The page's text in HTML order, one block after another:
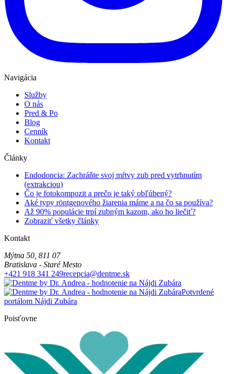
Navigácia
Služby
O nás
Pred & Po
Blog
Cenník
Kontakt
Články
Endodoncia: Zachráňte svoj mŕtvy zub pred vytrhnutím
(extrakciou)
Čo je fotokompozit a prečo je taký obľúbený?
Aké typy röntgenového žiarenia máme a na čo sa používa?
Až 90% populácie trpí zubným kazom, ako ho liečiť?
Zobraziť všetky články
Kontakt
Mýtna 50 811 07
Bratislava - Staré Mesto
+421 918 341 249recepcia@dentme.sk
Potvrdené
portálom Nájdi Zubára
Poisťovne